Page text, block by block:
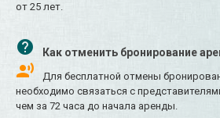
от 25 лет.
Как отменить бронирование
Для бесплатной отмены
необходимо связаться с
чем за 72 часа до начала аренды.